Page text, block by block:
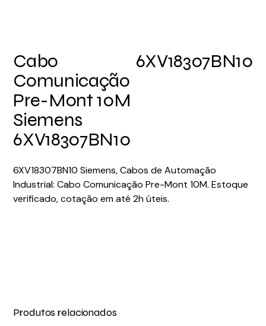
Cabo
Comunicação
Pre-Mont 10M
Siemens
6XV18307BN10
6XV18307BN10
6XV18307BN10 Siemens, Cabos de Automação
Industrial: Cabo Comunicação Pre-Mont 10M. Estoque
verificado, cotação em até 2h úteis.
Produtos relacionados